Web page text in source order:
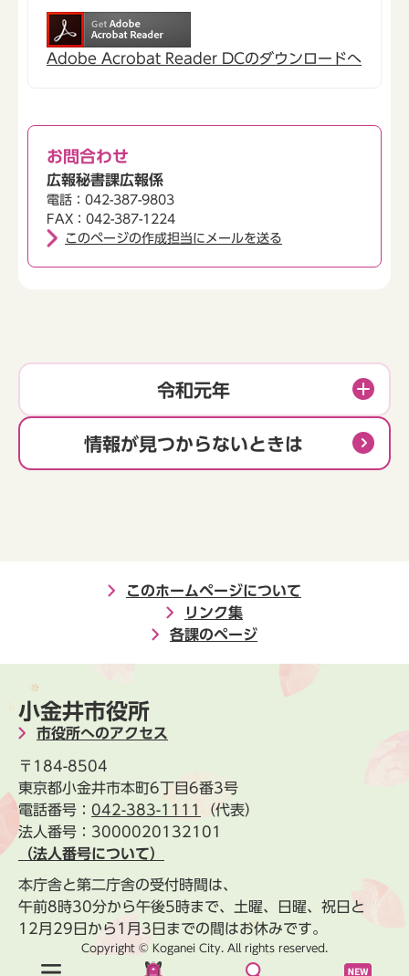
Adobe Acrobat Reader DCのダウンロードへ
お問合わせ
広報秘書課広報係
電話：042-387-9803
FAX：042-387-1224
このページの作成担当にメールを送る
令和元年
情報が見つからないときは
このホームページについて
リンク集
各課のページ
小金井市役所
市役所へのアクセス
〒184-8504
東京都小金井市本町6丁目6番3号
電話番号： 042-383-1111
（代表）
法人番号：3000020132101
（法人番号について）
本庁舎と第二庁舎の受付時間は、
午前8時30分から午後5時まで、土曜、日曜、祝日と
12月29日から1月3日までの間はお休みです。
Copyright © Koganei City. All rights reserved.